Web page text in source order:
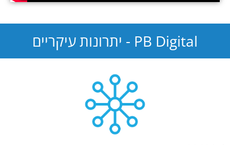
PB Digital - יתרונות עיקריים